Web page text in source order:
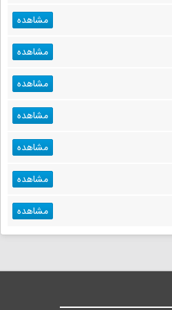
مشاهده
مشاهده
مشاهده
مشاهده
مشاهده
مشاهده
مشاهده